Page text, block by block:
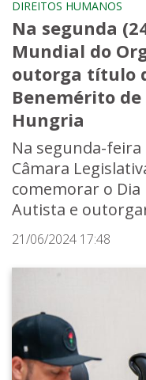
DIREITOS HUMANOS
Na segunda
Mundial do
outorga título
Benemérito
Hungria
Na segunda-feira
Câmara
comemorar o
Autista e
21/06/2024 17:48